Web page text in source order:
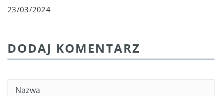
23/03/2024
DODAJ KOMENTARZ